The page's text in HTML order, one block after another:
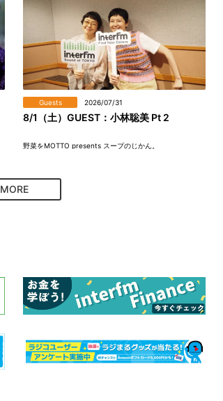
Guests 2026/07/31
8/1（土）GUEST：小林聡美 Pt 2
野菜をMOTTO presents スープのじかん。
MORE